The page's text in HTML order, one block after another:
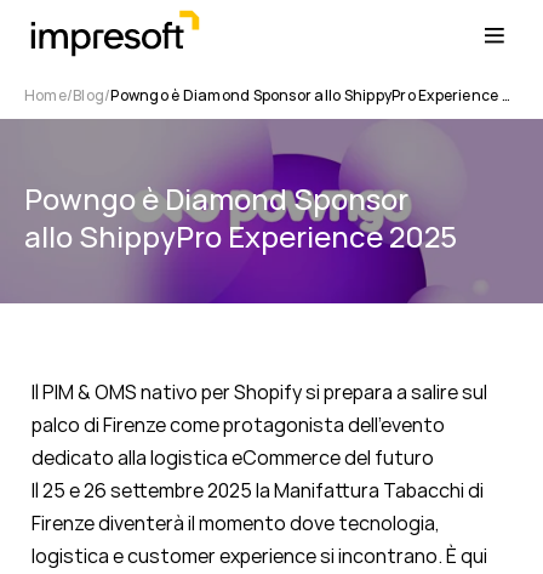
Home Blog Powngo è Diamond Sponsor allo ShippyPro Experience 2025
Powngo è Diamond Sponsor
allo ShippyPro Experience 2025
Il PIM & OMS nativo per Shopify si prepara a salire sul
palco di Firenze come protagonista dell’evento
dedicato alla logistica eCommerce del futuro
Il 25 e 26 settembre 2025 la Manifattura Tabacchi di
Firenze diventerà il momento dove tecnologia,
logistica e customer experience si incontrano. È qui